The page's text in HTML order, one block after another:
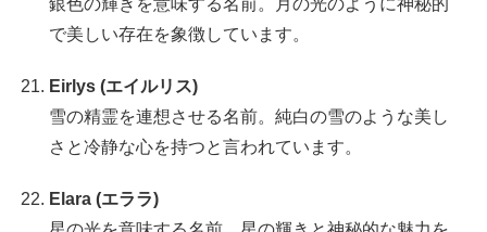
銀色の輝きを意味する名前。月の光のように神秘的
で美しい存在を象徴しています。
Eirlys (エイルリス)
雪の精霊を連想させる名前。純白の雪のような美し
さと冷静な心を持つと言われています。
Elara (エララ)